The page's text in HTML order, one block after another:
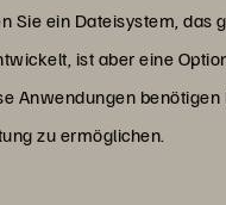
Sie ein Dateisystem,
ist aber eine
Anwendungen
zu ermöglichen.